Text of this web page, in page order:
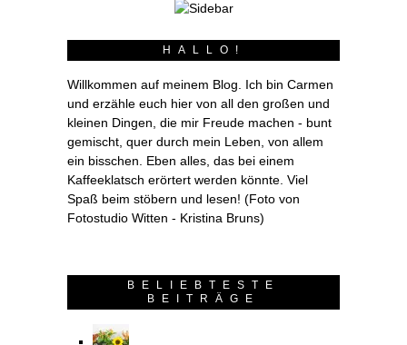
HALLO!
Willkommen auf meinem Blog. Ich bin Carmen
und erzähle euch hier von all den großen und
kleinen Dingen, die mir Freude machen - bunt
gemischt, quer durch mein Leben, von allem
ein bisschen. Eben alles, das bei einem
Kaffeeklatsch erörtert werden könnte. Viel
Spaß beim stöbern und lesen! (Foto von
Fotostudio Witten - Kristina Bruns)
BELIEBTESTE
BEITRÄGE